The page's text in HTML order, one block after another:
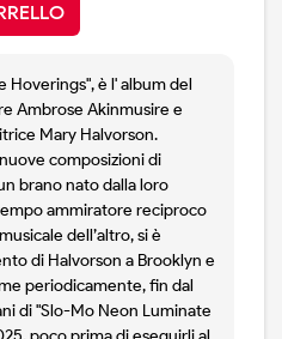
Hoverings", è l' album del
Ambrose Akinmusire e
Mary Halvorson.
composizioni di
brano nato dalla loro
ammiratore reciproco
dell’altro, si è
di Halvorson a Brooklyn e
periodicamente, fin dal
di "Slo-Mo Neon Luminate